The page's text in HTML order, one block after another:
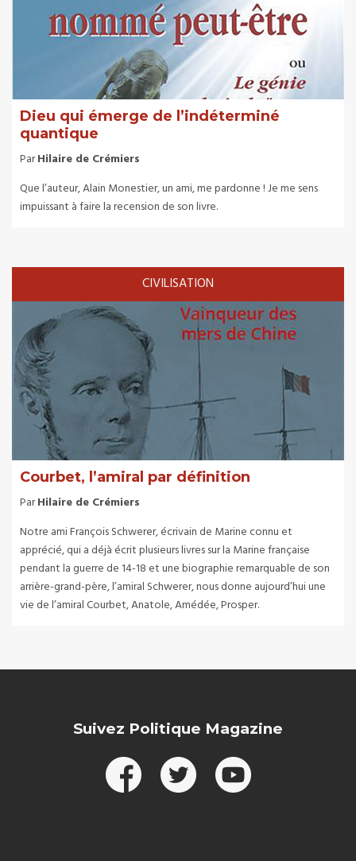
Dieu qui émerge de l’indéterminé
quantique
ParHilaire de Crémiers
Que l’auteur, Alain Monestier, un ami, me pardonne ! Je me sens
impuissant à faire la recension de son livre.
CIVILISATION
Courbet, l’amiral par définition
ParHilaire de Crémiers
Notre ami François Schwerer, écrivain de Marine connu et
apprécié, qui a déjà écrit plusieurs livres sur la Marine française
pendant la guerre de 14-18 et une biographie remarquable de son
arrière-grand-père, l’amiral Schwerer, nous donne aujourd’hui une
vie de l’amiral Courbet, Anatole, Amédée, Prosper.
Suivez Politique Magazine